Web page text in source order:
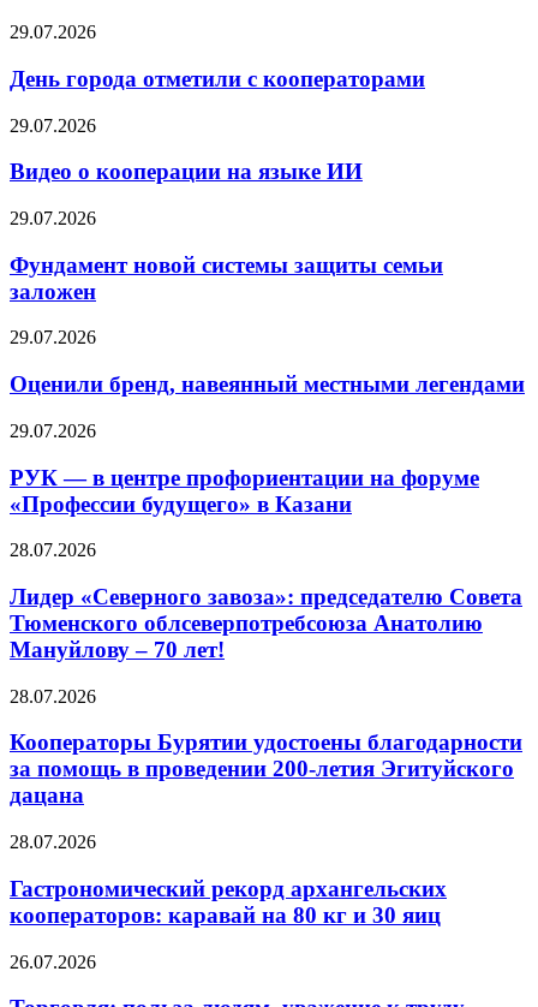
29.07.2026
День города отметили с кооператорами
29.07.2026
Видео о кооперации на языке ИИ
29.07.2026
Фундамент новой системы защиты семьи
заложен
29.07.2026
Оценили бренд, навеянный местными легендами
29.07.2026
РУК — в центре профориентации на форуме
«Профессии будущего» в Казани
28.07.2026
Лидер «Северного завоза»: председателю Совета
Тюменского облсеверпотребсоюза Анатолию
Мануйлову – 70 лет!
28.07.2026
Кооператоры Бурятии удостоены благодарности
за помощь в проведении 200-летия Эгитуйского
дацана
28.07.2026
Гастрономический рекорд архангельских
кооператоров: каравай на 80 кг и 30 яиц
26.07.2026